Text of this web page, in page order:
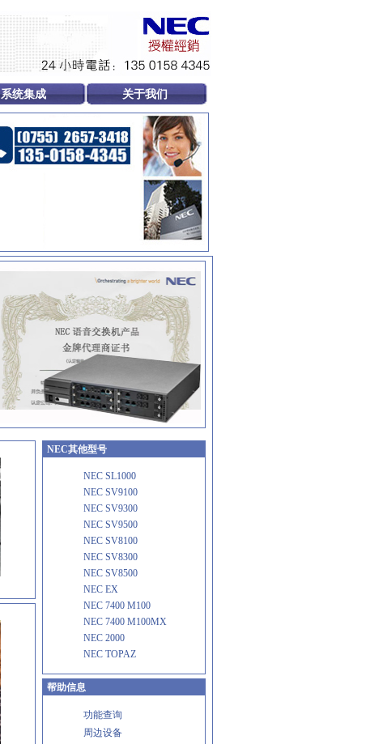
系统集成 关于我们
NEC其他型号
NEC SL1000
NEC SV9100
NEC SV9300
NEC SV9500
NEC SV8100
NEC SV8300
NEC SV8500
NEC EX
NEC 7400 M100
NEC 7400 M100MX
NEC 2000
NEC TOPAZ
帮助信息
功能查询
周边设备